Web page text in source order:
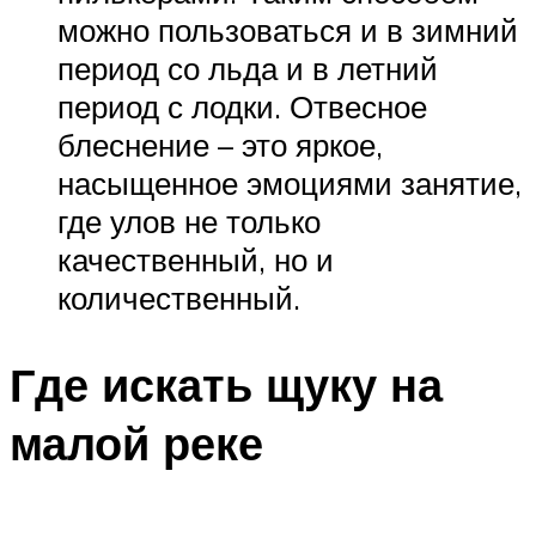
можно пользоваться и в зимний
период со льда и в летний
период с лодки. Отвесное
блеснение – это яркое,
насыщенное эмоциями занятие,
где улов не только
качественный, но и
количественный.
Где искать щуку на
малой реке